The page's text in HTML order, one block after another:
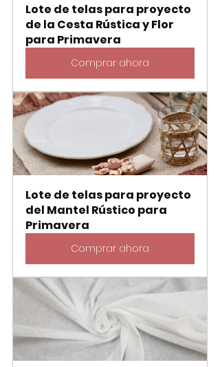
Lote de telas para proyecto
de la Cesta Rústica y Flor
para Primavera
Comprar ahora
Lote de telas para proyecto
del Mantel Rústico para
Primavera
Comprar ahora